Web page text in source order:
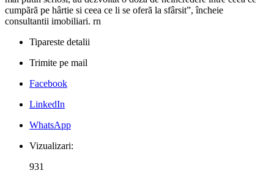
cumpãrã pe hârtie si ceea ce li se oferã la sfârsit”, încheie
consultantii imobiliari. rn
Tipareste detalii
Trimite pe mail
Facebook
LinkedIn
WhatsApp
Vizualizari:
931